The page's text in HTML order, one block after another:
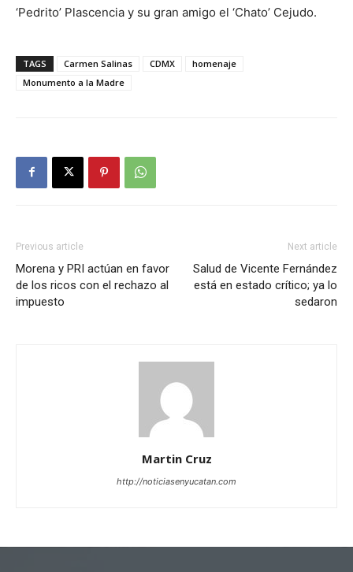
‘Pedrito’ Plascencia y su gran amigo el ‘Chato’ Cejudo.
TAGS Carmen Salinas CDMX
homenaje
Monumento a la Madre
Previous article
Morena y PRI actúan en favor
de los ricos con el rechazo al
impuesto
Next article
Salud de Vicente Fernández
está en estado crítico; ya lo
sedaron
Martin Cruz
http://noticiasenyucatan.com